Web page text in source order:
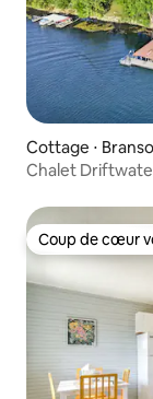
Cottage ⋅
Chalet
Coup de cœur
Coup de cœur